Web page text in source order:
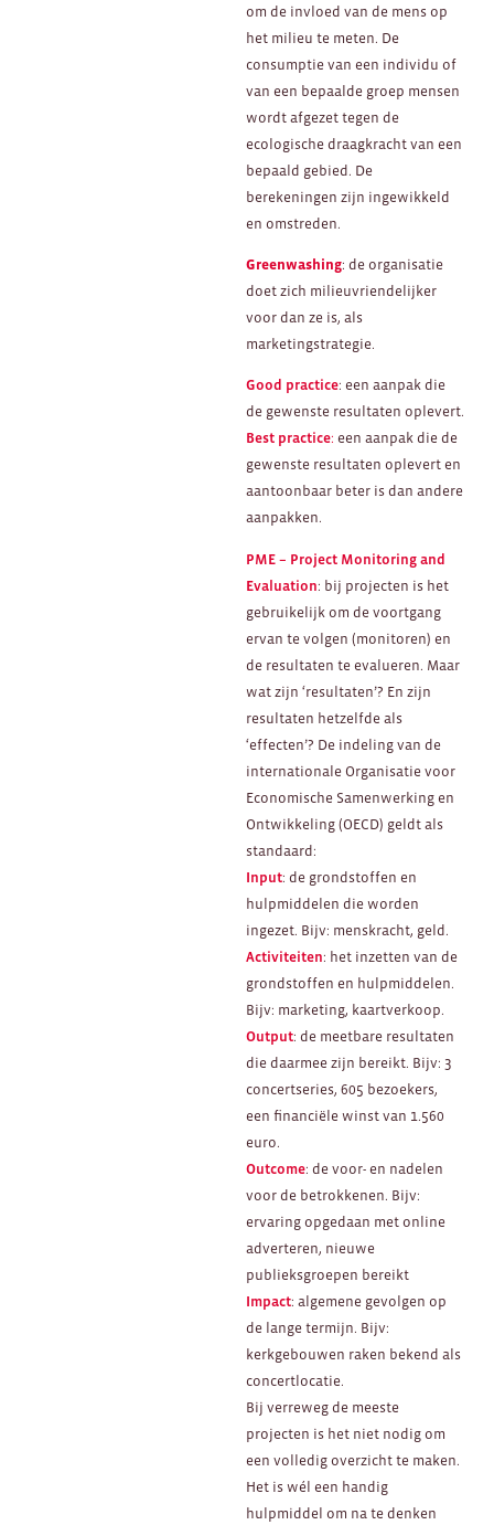
om de invloed van de mens op
het milieu te meten. De
consumptie van een individu of
van een bepaalde groep mensen
wordt afgezet tegen de
ecologische draagkracht van een
bepaald gebied. De
berekeningen zijn ingewikkeld
en omstreden.
Greenwashing: de organisatie
doet zich milieuvriendelijker
voor dan ze is, als
marketingstrategie.
Good practice: een aanpak die
de gewenste resultaten oplevert.
Best practice: een aanpak die de
gewenste resultaten oplevert en
aantoonbaar beter is dan andere
aanpakken.
PME – Project Monitoring and
Evaluation: bij projecten is het
gebruikelijk om de voortgang
ervan te volgen (monitoren) en
de resultaten te evalueren. Maar
wat zijn ‘resultaten’? En zijn
resultaten hetzelfde als
‘effecten’? De indeling van de
internationale Organisatie voor
Economische Samenwerking en
Ontwikkeling (OECD) geldt als
standaard:
Input: de grondstoffen en
hulpmiddelen die worden
ingezet. Bijv: menskracht, geld.
Activiteiten: het inzetten van de
grondstoffen en hulpmiddelen.
Bijv: marketing, kaartverkoop.
Output: de meetbare resultaten
die daarmee zijn bereikt. Bijv: 3
concertseries, 605 bezoekers,
een financiële winst van 1.560
euro.
Outcome: de voor- en nadelen
voor de betrokkenen. Bijv:
ervaring opgedaan met online
adverteren, nieuwe
publieksgroepen bereikt
Impact: algemene gevolgen op
de lange termijn. Bijv:
kerkgebouwen raken bekend als
concertlocatie.
Bij verreweg de meeste
projecten is het niet nodig om
een volledig overzicht te maken.
Het is wél een handig
hulpmiddel om na te denken